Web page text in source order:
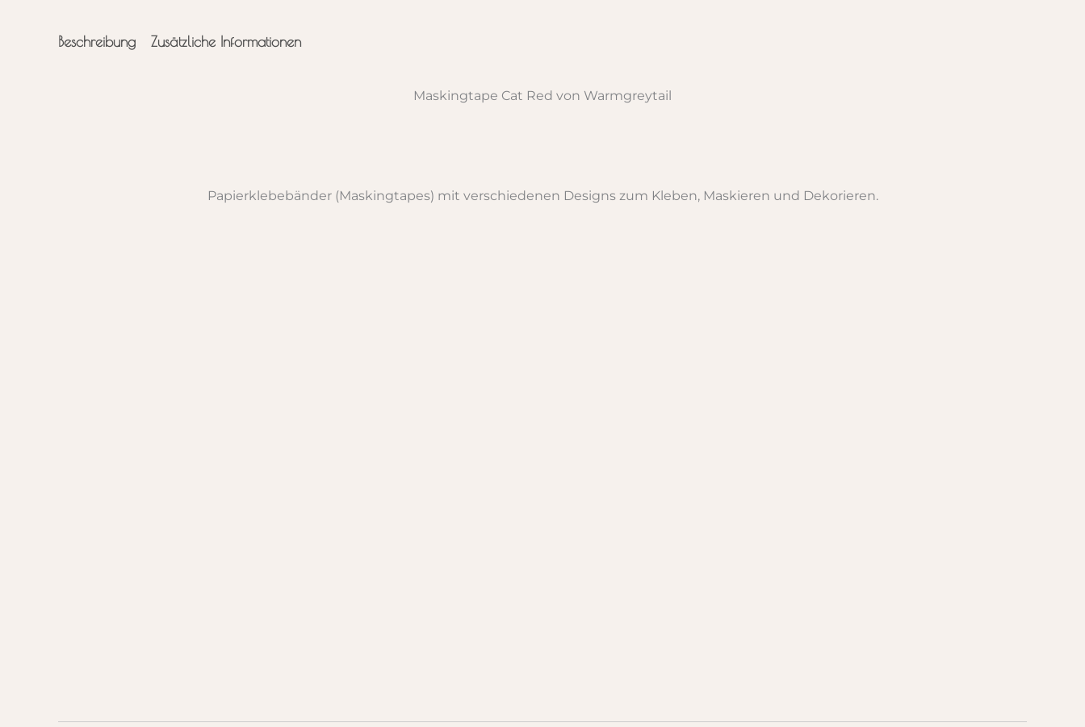
Beschreibung Zusätzliche Informationen
Maskingtape Cat Red von Warmgreytail
Papierklebebänder (Maskingtapes) mit verschiedenen Designs zum Kleben, Maskieren und Dekorieren.